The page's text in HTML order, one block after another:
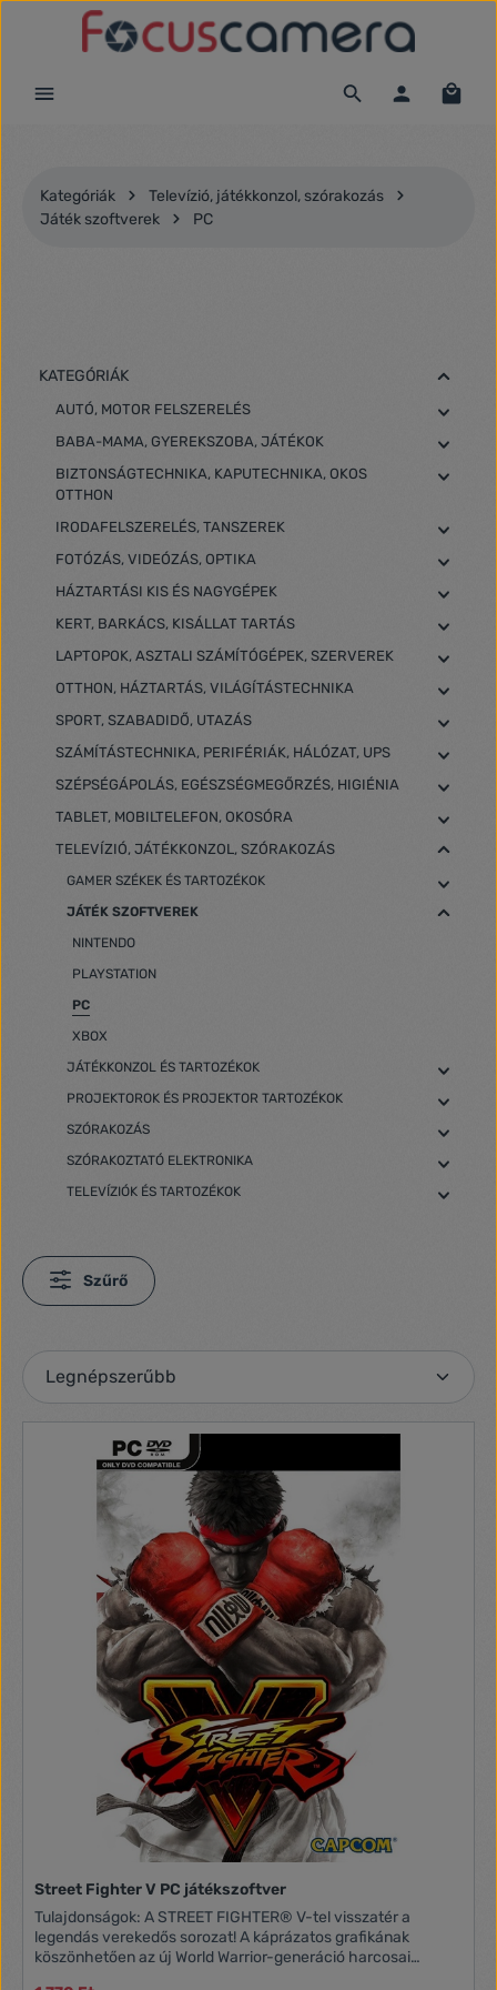
Ugrás a fő tartalomra
Kategóriák
Televízió, játékkonzol, szórakozás
Játék szoftverek
PC
KATEGÓRIÁK
AUTÓ, MOTOR FELSZERELÉS
BABA-MAMA, GYEREKSZOBA, JÁTÉKOK
BIZTONSÁGTECHNIKA, KAPUTECHNIKA, OKOS
OTTHON
IRODAFELSZERELÉS, TANSZEREK
FOTÓZÁS, VIDEÓZÁS, OPTIKA
HÁZTARTÁSI KIS ÉS NAGYGÉPEK
KERT, BARKÁCS, KISÁLLAT TARTÁS
LAPTOPOK, ASZTALI SZÁMÍTÓGÉPEK, SZERVEREK
OTTHON, HÁZTARTÁS, VILÁGÍTÁSTECHNIKA
SPORT, SZABADIDŐ, UTAZÁS
SZÁMÍTÁSTECHNIKA, PERIFÉRIÁK, HÁLÓZAT, UPS
SZÉPSÉGÁPOLÁS, EGÉSZSÉGMEGŐRZÉS, HIGIÉNIA
TABLET, MOBILTELEFON, OKOSÓRA
TELEVÍZIÓ, JÁTÉKKONZOL, SZÓRAKOZÁS
GAMER SZÉKEK ÉS TARTOZÉKOK
JÁTÉK SZOFTVEREK
NINTENDO
PLAYSTATION
PC
XBOX
JÁTÉKKONZOL ÉS TARTOZÉKOK
PROJEKTOROK ÉS PROJEKTOR TARTOZÉKOK
SZÓRAKOZÁS
SZÓRAKOZTATÓ ELEKTRONIKA
TELEVÍZIÓK ÉS TARTOZÉKOK
Szűrő
Street Fighter V PC játékszoftver
Tulajdonságok: A STREET FIGHTER® V-tel visszatér a
legendás verekedős sorozat! A káprázatos grafikának
köszönhetően az új World Warrior-generáció harcosai